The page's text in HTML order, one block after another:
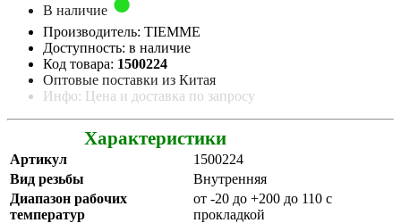
В наличие
Производитель: TIEMME
Доступность: в наличие
Код товара: 1500224
Оптовые поставки из Китая
Инфо: Цена и доставка по запросу
Характеристики
Артикул
1500224
Вид резьбы
Внутренняя
Диапазон рабочих
температур
от -20 до +200 до 110 с
прокладкой